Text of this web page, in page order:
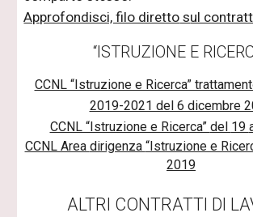
Approfondisci, filo diretto sul
“ISTRUZIONE E
CCNL “Istruzione e Ricerca”
2019-2021 del 6 dicembre
CCNL “Istruzione e Ricerca” del 19
CCNL Area dirigenza “Istruzione e
2019
ALTRI CONTRATTI DI